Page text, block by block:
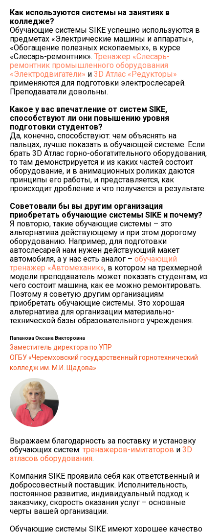
Как используются системы на занятиях в
колледже?
Обучающие системы SIKE успешно используются в
предметах «Электрические машины и аппараты»,
«Обогащение полезных ископаемых», в курсе
«Слесарь-ремонтник». Тренажер «Слесарь-
ремонтник промышленного оборудования
«Электродвигатели» и 3D Атлас «Редукторы»
применяются для подготовки электрослесарей.
Преподаватели довольны.
Какое у вас впечатление от систем SIKE,
способствуют ли они повышению уровня
подготовки студентов?
Да, конечно, способствуют: чем объяснять на
пальцах, лучше показать в обучающей системе. Если
брать 3D Атлас горно-обогатительного оборудования,
то там демонстрируется и из каких частей состоит
оборудование, и в анимационных роликах даются
принципы его работы, и представляется, как
происходит дробление и что получается в результате.
Советовали бы вы другим организация
приобретать обучающие системы SIKE и почему?
Я повторю, такие обучающие системы – это
альтернатива действующему и при этом дорогому
оборудованию. Например, для подготовки
автослесарей нам нужен действующий макет
автомобиля, а у нас есть аналог – обучающий
тренажер «Автомеханик», в котором на трехмерной
модели преподаватель может показать студентам, из
чего состоит машина, как ее можно ремонтировать.
Поэтому я советую другим организациям
приобретать обучающие системы. Это хорошая
альтернатива для организации материально-
технической базы образовательного учреждения.
Папанова Оксана Викторовна
Заместитель директора по УПР
ОГБУ «Черемховский государственный горнотехнический
колледж им. М.И. Щадова»
Выражаем благодарность за поставку и установку
обучающих систем: тренажеров-имитаторов и 3D
атласов оборудования.
Компания SIKE проявила себя как ответственный и
добросовестный поставщик. Исполнительность,
постоянное развитие, индивидуальный подход к
заказчику, скорость оказания услуг – основные
черты вашей организации.
Обучающие системы SIKE имеют хорошее качество